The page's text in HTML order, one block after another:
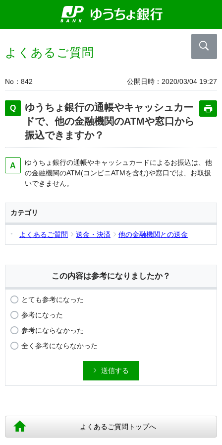
よくあるご質問
No 842 公開日時 2020/03/04 19:27
ゆうちょ銀行の通帳やキャッシュカー
ドで、他の金融機関のATMや窓口から
振込できますか？
ゆうちょ銀行の通帳やキャッシュカードによるお振込は、他
の金融機関のATM(コンビニATMを含む)や窓口では、お取扱
いできません。
カテゴリ
よくあるご質問 送金・決済 他の金融機関との送金
この内容は参考になりましたか？
とても参考になった
参考になった
参考にならなかった
全く参考にならなかった
送信する
よくあるご質問トップへ